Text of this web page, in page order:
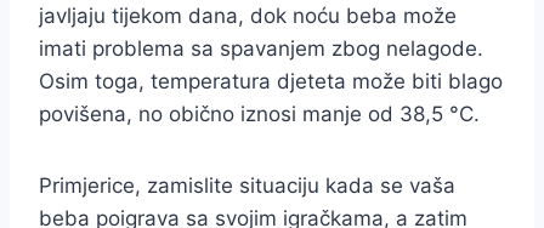
javljaju tijekom dana, dok noću beba može
imati problema sa spavanjem zbog nelagode.
Osim toga, temperatura djeteta može biti blago
povišena, no obično iznosi manje od 38,5 °C.
Primjerice, zamislite situaciju kada se vaša
beba poigrava sa svojim igračkama, a zatim